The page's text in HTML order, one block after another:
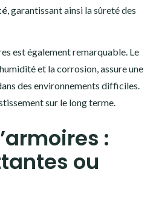
, garantissant ainsi la sûreté des
est également remarquable. Le
et la corrosion, assure une
des environnements difficiles.
sur le long terme.
:
ou